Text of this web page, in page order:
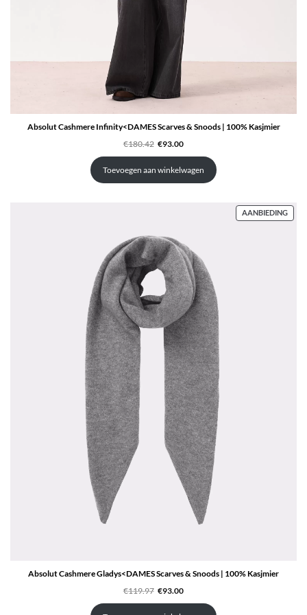
Absolut Cashmere Infinity<DAMES Scarves & Snoods | 100% Kasjmier
€180.42 Oorspronkelijke
was:
€180.42.
€93.00Huidige
is:
€93.00.
Toevoegen aan winkelwagen
AANBIEDING
IN
Absolut Cashmere Gladys<DAMES Scarves & Snoods | 100% Kasjmier
€119.97 Oorspronkelijke
was:
€93.00Huidige
is: